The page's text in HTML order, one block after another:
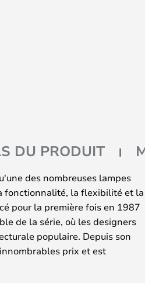
DU PRODUIT
des nombreuses lampes
fonctionnalité, la flexibilité et la
pour la première fois en 1987
de la série, où les designers
populaire. Depuis son
prix et est
populaire dans le monde